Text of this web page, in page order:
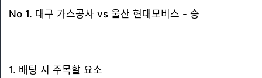
No 1. 대구 가스공사 vs 울산 현대모비스 - 승
1. 배팅 시 주목할 요소